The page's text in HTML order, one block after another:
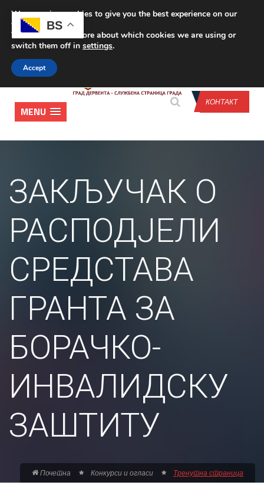
CONTACT US
КОНТАКТ
MENU
ЗАКЉУЧАК О
РАСПОДЈЕЛИ
СРЕДСТАВА
ГРАНТА ЗА
БОРАЧКО-
ИНВАЛИДСКУ
ЗАШТИТУ
Почетна Конкурси и огласи Тренутна страница
BS
We are using cookies to give you the best experience on our
website.
You can find out more about which cookies we are using or
switch them off in settings.
Accept